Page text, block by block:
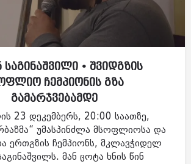
საგინაშვილი • შვიდგზის
ჩემპიონის გზა
გამარჯვებამდე
23 დეკემბერს, 20:00 საათზე,
უმასპინძლა მსოფლიოსა და
ერთგზის ჩემპიონს, მკლავჭიდელ
მან ცოტა ხნის წინ